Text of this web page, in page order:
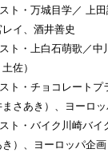
ト・万城目学／ 上
イ、酒井善史
ト・上白石萌歌／
佐）
ト・チョコレートプ
まさあき）、ヨーロ
ト・バイク川崎バイ
）、ヨーロッパ企画